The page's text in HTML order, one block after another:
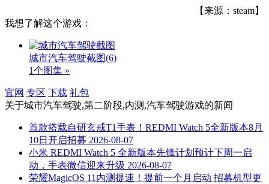
【来源：steam】
我想了解这个游戏：
城市汽车驾驶截图(6)
1个图集 »
官网 专区 下载 礼包
关于城市汽车驾驶,第二阶段,内测,汽车驾驶游戏的新闻
首款搭载自研玄戒T1手表！REDMI Watch 5全新版本8月
10日开启招募 2026-08-07
小米 REDMI Watch 5 全新版本先锋计划预计下周一启
动，手表微信迎来升级 2026-08-07
荣耀MagicOS 11内测提速！提前一个月启动 招募机型更